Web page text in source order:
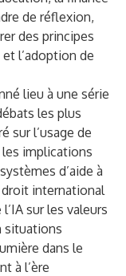
de réflexion,
des principes
l’adoption de
lieu à une série
les plus
sur l’usage de
les implications
d’aide à
droit international
sur les valeurs
situations
dans le
à l’ère